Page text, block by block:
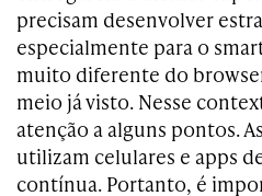
precisam desenvolver
especialmente para o
muito diferente do
meio já visto. Nesse
atenção a alguns pontos.
utilizam celulares e apps
contínua. Portanto, é